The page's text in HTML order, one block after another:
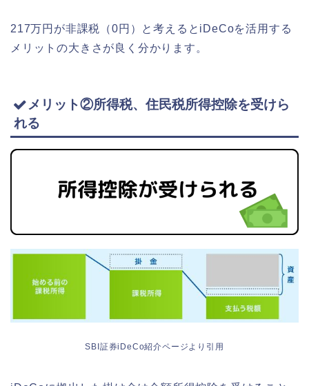
217万円が非課税（0円）と考えるとiDeCoを活用する
メリットの大きさが良く分かります。
メリット②所得税、住民税所得控除を受けら
れる
SBI証券iDeCo紹介ページより引用